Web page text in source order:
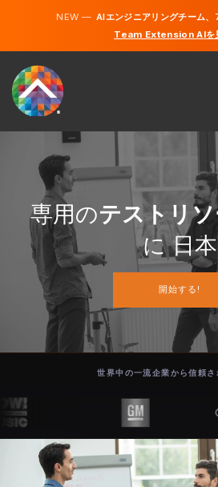
NEW —AIエンジニアリングチーム、
Team Extension AIを
私たちに関しては
専門知識
どのように機能するのですか？
キャリア
雇う
日本
開始する
専用のテストリ
に 日本
開始する!
世界中の一流企業から信頼さ